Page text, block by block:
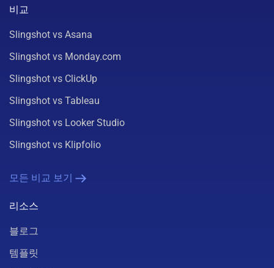
비교
Slingshot vs Asana
Slingshot vs Monday.com
Slingshot vs ClickUp
Slingshot vs Tableau
Slingshot vs Looker Studio
Slingshot vs Klipfolio
모든 비교 보기
리소스
블로그
템플릿